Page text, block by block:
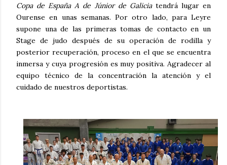
Copa de España A de Júnior de Galiciatendrá lugar en
Ourense en unas semanas. Por otro lado, para Leyre
supone una de las primeras tomas de contacto en un
Stage de judo después de su operación de rodilla y
posterior recuperación, proceso en el que se encuentra
inmersa y cuya progresión es muy positiva. Agradecer al
equipo técnico de la concentración la atención y el
cuidado de nuestros deportistas.